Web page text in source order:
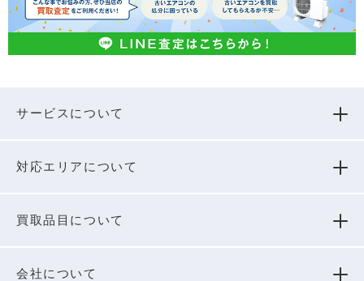
サービスについて
対応エリアについて
買取品⽬について
会社について